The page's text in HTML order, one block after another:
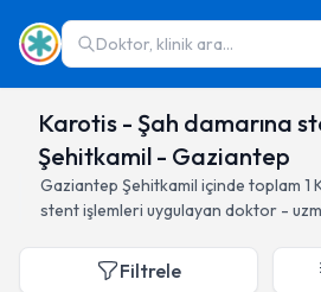
Doktor, klinik ara...
Karotis - Şah damarına
Şehitkamil - Gaziantep
Gaziantep Şehitkamil içinde toplam 1
stent işlemleri uygulayan doktor -
Filtrele